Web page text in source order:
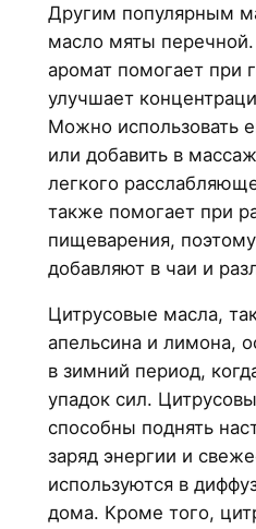
Другим популярным
масло мяты
аромат помогает при
улучшает
Можно использовать
или добавить в
легкого
также помогает при
пищеварения,
добавляют в чаи и
Цитрусовые масла,
апельсина и лимона,
в зимний период,
упадок сил.
способны поднять
заряд энергии и
используются в
дома. Кроме того,